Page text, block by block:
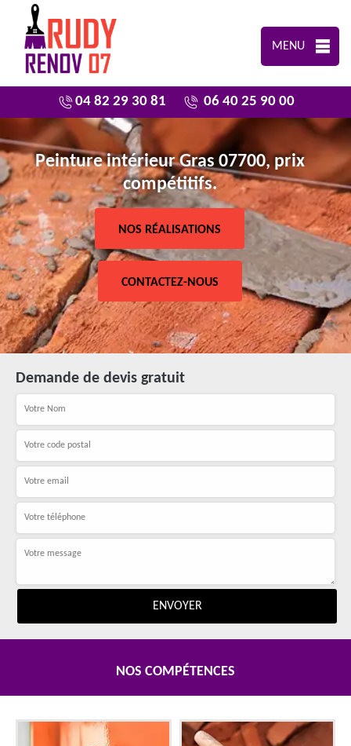
MENU
04 82 29 30 81 06 40 25 90 00
Peinture intérieur Gras 07700, prix
compétitifs.
NOS RÉALISATIONS
CONTACTEZ-NOUS
Demande de devis gratuit
NOS COMPÉTENCES